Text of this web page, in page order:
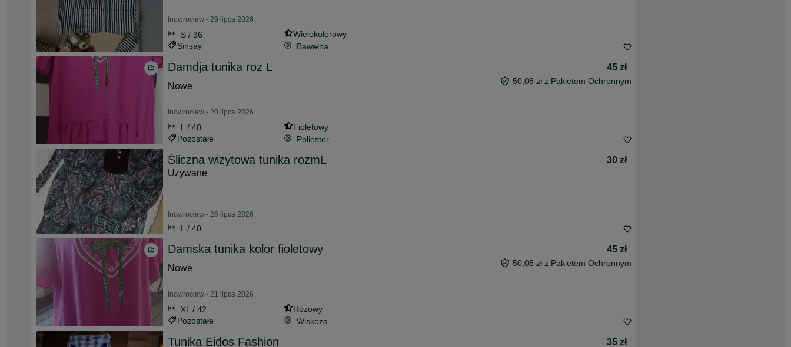
Inowrocław - 29 lipca 2026
S / 36
Wielokolorowy
Sinsay
Bawełna
Damdja tunika roz L
45 zł
Nowe
50,08 zł z Pakietem Ochronnym
Inowrocław - 20 lipca 2026
L / 40
Fioletowy
Pozostałe
Poliester
Śliczna wizytowa tunika rozmL
30 zł
Używane
Inowrocław - 26 lipca 2026
L / 40
Damska tunika kolor fioletowy
45 zł
Nowe
50,08 zł z Pakietem Ochronnym
Inowrocław - 21 lipca 2026
XL / 42
Różowy
Pozostałe
Wiskoza
Tunika Eidos Fashion 35 zł